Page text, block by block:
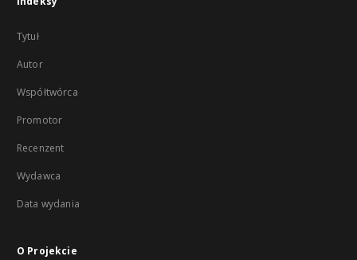
Tytuł
Autor
Współtwórca
Promotor
Recenzent
Wydawca
Data wydania
O Projekcie